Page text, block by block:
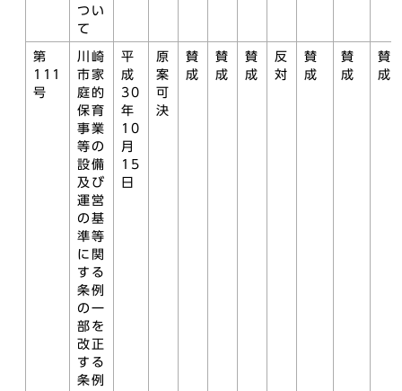
つい
て
第
111
号
川崎
市家
庭的
保育
事業
等の
設備
及び
運営
の基
準等
に関
する
条例
の一
部を
改正
する
条例
平
成
30
年
10
月
15
日
原
案
可
決
賛
成
賛
成
賛
成
反
対
賛
成
賛
成
賛
成